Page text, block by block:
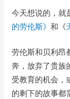
今天想说的，就
的劳伦斯》 和《
劳伦斯和贝利昂
奔，放弃了贵族
受教育的机会，
的剩下的故事都